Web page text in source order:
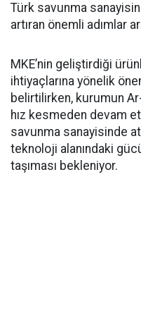
Türk savunma
artıran önemli adımlar
MKE’nin geliştirdiği
ihtiyaçlarına yönelik
belirtilirken, kurumun
hız kesmeden devam
savunma sanayisinde
teknoloji alanındaki
taşıması bekleniyor.